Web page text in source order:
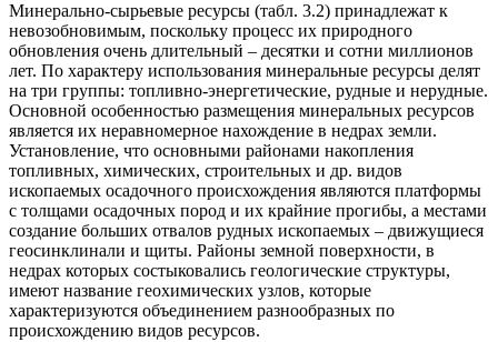
Минерально-сырьевые ресурсы (табл. 3.2) принадлежат к
невозобновимым, поскольку процесс их природного
обновления очень длительный – десятки и сотни миллионов
лет. По характеру использования минеральные ресурсы делят
на три группы: топливно-энергетические, рудные и нерудные.
Основной особенностью размещения минеральных ресурсов
является их неравномерное нахождение в недрах земли.
Установление, что основными районами накопления
топливных, химических, строительных и др. видов
ископаемых осадочного происхождения являются платформы
с толщами осадочных пород и их крайние прогибы, а местами
создание больших отвалов рудных ископаемых – движущиеся
геосинклинали и щиты. Районы земной поверхности, в
недрах которых состыковались геологические структуры,
имеют название геохимических узлов, которые
характеризуются объединением разнообразных по
происхождению видов ресурсов.